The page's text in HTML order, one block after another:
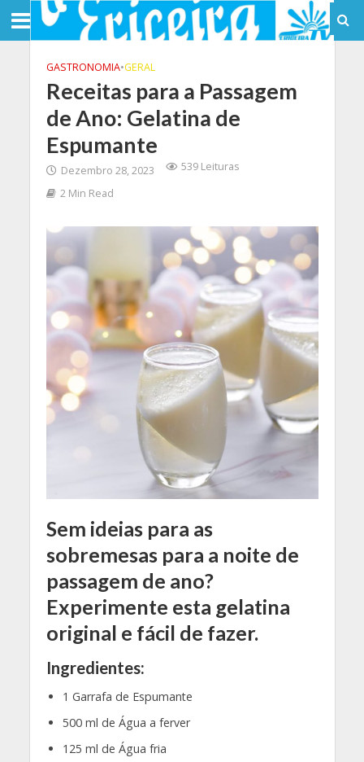
GASTRONOMIA•GERAL
Receitas para a Passagem
de Ano: Gelatina de
Espumante
Dezembro 28, 2023
539 Leituras
2 Min Read
Sem ideias para as
sobremesas para a noite de
passagem de ano?
Experimente esta gelatina
original e fácil de fazer.
Ingredientes:
1 Garrafa de Espumante
500 ml de Água a ferver
125 ml de Água fria